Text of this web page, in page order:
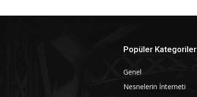
Popüler Kategoriler
Genel
Nesnelerin İnterneti